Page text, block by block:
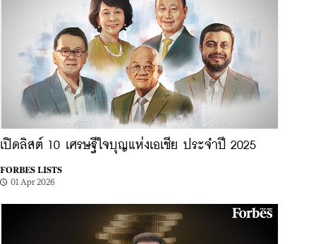
เปิดลิสต์ 10 เศรษฐีใจบุญแห่งเอเชีย ประจำปี 2025
FORBES LISTS
01 Apr 2026